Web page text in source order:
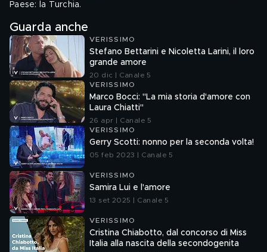
Paese: la Turchia.
Guarda anche
VERISSIMO
Stefano Bettarini e Nicoletta Larini, il loro
grande amore
20 dic | Canale 5
VERISSIMO
Marco Bocci: "La mia storia d'amore con
Laura Chiatti"
26 apr | Canale 5
VERISSIMO
Gerry Scotti: nonno per la seconda volta!
05 feb 2023 | Canale 5
VERISSIMO
Samira Lui e l'amore
13 set 2025 | Canale 5
VERISSIMO
Cristina Chiabotto, dal concorso di Miss
Italia alla nascita della secondogenita